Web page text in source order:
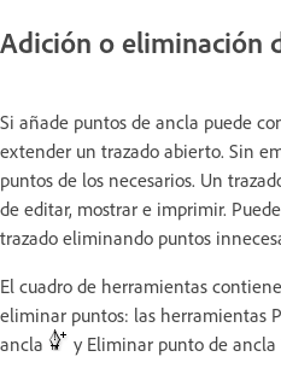
Adición o eliminación
Si añade puntos de ancla puede
extender un trazado abierto. Sin
puntos de los necesarios. Un
de editar, mostrar e imprimir.
trazado eliminando puntos
El cuadro de herramientas
eliminar puntos: las herramientas
ancla
y Eliminar punto de ancla